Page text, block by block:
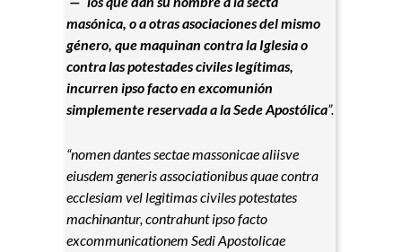
masónica, o a otras asociaciones del mismo
género, que maquinan contra la Iglesia o
contra las potestades civiles legítimas,
incurren ipso facto en excomunión
simplemente reservada a la Sede Apostólica”.
“nomen dantes sectae massonicae aliisve
eiusdem generis associationibus quae contra
ecclesiam vel legitimas civiles potestates
machinantur, contrahunt ipso facto
excommunicationem Sedi Apostolicae